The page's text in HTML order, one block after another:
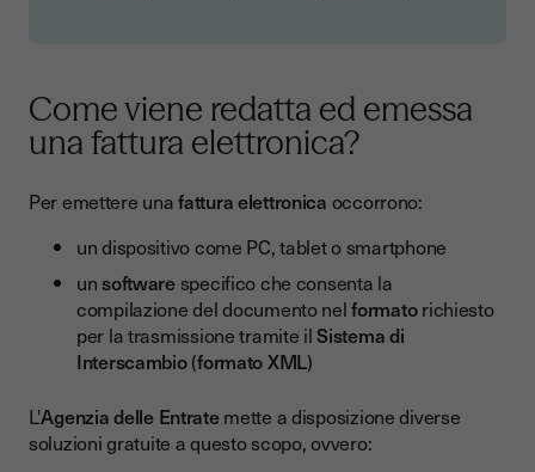
Come viene redatta ed emessa
una fattura elettronica?
Per emettere unafattura elettronica occorrono:
un dispositivo come PC, tablet o smartphone
unsoftwarespecifico che consenta la
compilazione del documento nelformatorichiesto
per la trasmissione tramite ilSistema di
Interscambio(formato XML)
L'Agenzia delle Entratemette a disposizione diverse
soluzioni gratuite a questo scopo, ovvero: